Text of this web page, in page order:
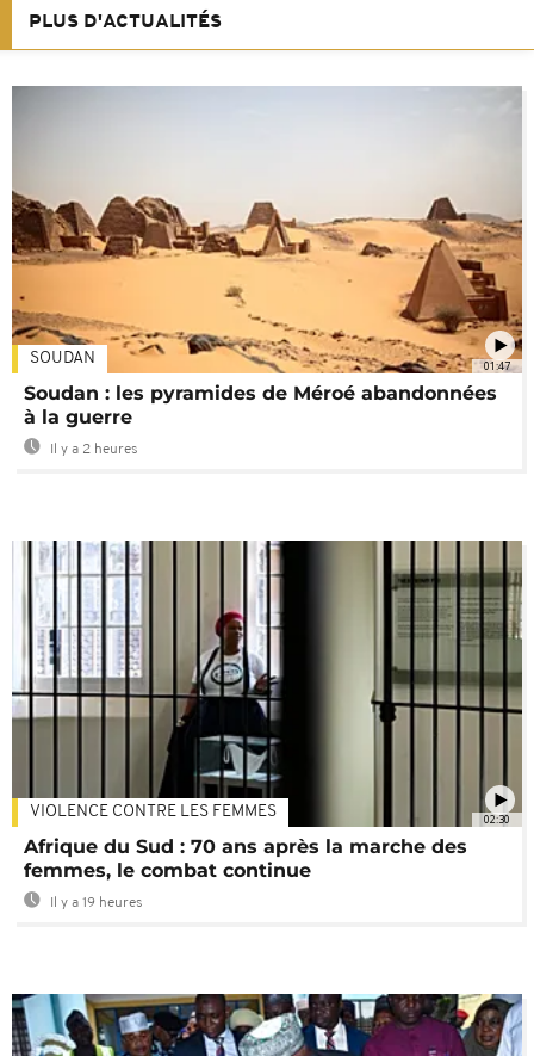
PLUS D'ACTUALITÉS
01:47
SOUDAN
Soudan : les pyramides de Méroé abandonnées
à la guerre
Il y a 2 heures
02:30
VIOLENCE CONTRE LES FEMMES
Afrique du Sud : 70 ans après la marche des
femmes, le combat continue
Il y a 19 heures